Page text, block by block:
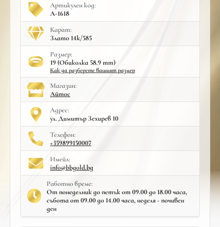
Артикулен код:
A-1618
Карат:
Злато 14к/585
Размер:
19 (Обиколка 58.9 mm)
Как да разберете вашият размер
Mагазин:
Айтос
Адрес:
ул. Димитър Зехирев 10
Телефон:
+359899150007
Имейл:
info@bbgold.bg
Работно време:
От понеделник до петък от 09.00 до 18.00 часа,
събота от 09.00 до 14.00 часа, неделя - почивен
ден